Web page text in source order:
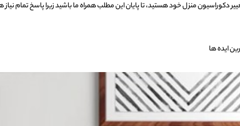
دکوراسیون منزل خود هستید، تا پایان این مطلب همراه ما باشید زیرا پاسخ تمام
ایده ها